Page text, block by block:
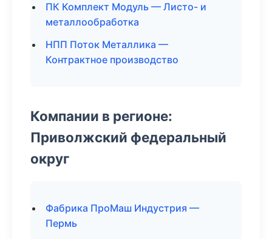
ПК Комплект Модуль — Листо- и
металлообработка
НПП Поток Металлика —
Контрактное производство
Компании в регионе:
Приволжский федеральный
округ
Фабрика ПроМаш Индустрия —
Пермь